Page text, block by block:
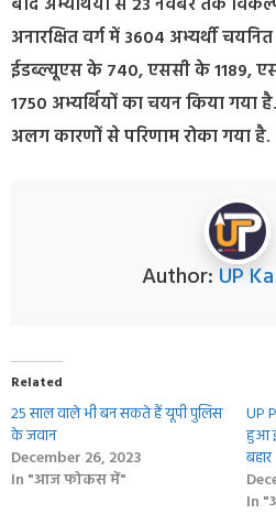
अनारक्षित वर्ग में 3604 अभ्यर्थी
ईडब्ल्यूएस के 740, एससी के 1189,
1750 अभ्यर्थियों का चयन किया गया
अलग कारणों से परिणाम रोका गया है.
Author: UP
Related
25 साल वाले भी बन सकते हैं यूपी पुलिस
के जवान
December 26, 2023
In "आज फोकस में"
UP
हुआ
बहार
In